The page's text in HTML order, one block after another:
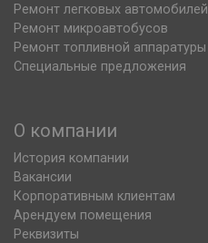
Ремонт легковых автомобилей
Ремонт микроавтобусов
Ремонт топливной аппаратуры
Специальные предложения
О компании
История компании
Вакансии
Корпоративным клиентам
Арендуем помещения
Реквизиты